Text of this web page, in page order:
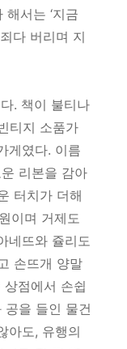
서는 ‘지금
다 버리며 지
. 책이 불티나
티지 소품가
게였다. 이름
리본을 감아
터치가 더해
이며 거제도
네뜨와 쥴리도
손뜨개 양말
점에서 손쉽
공을 들인 물건
아도, 유행의